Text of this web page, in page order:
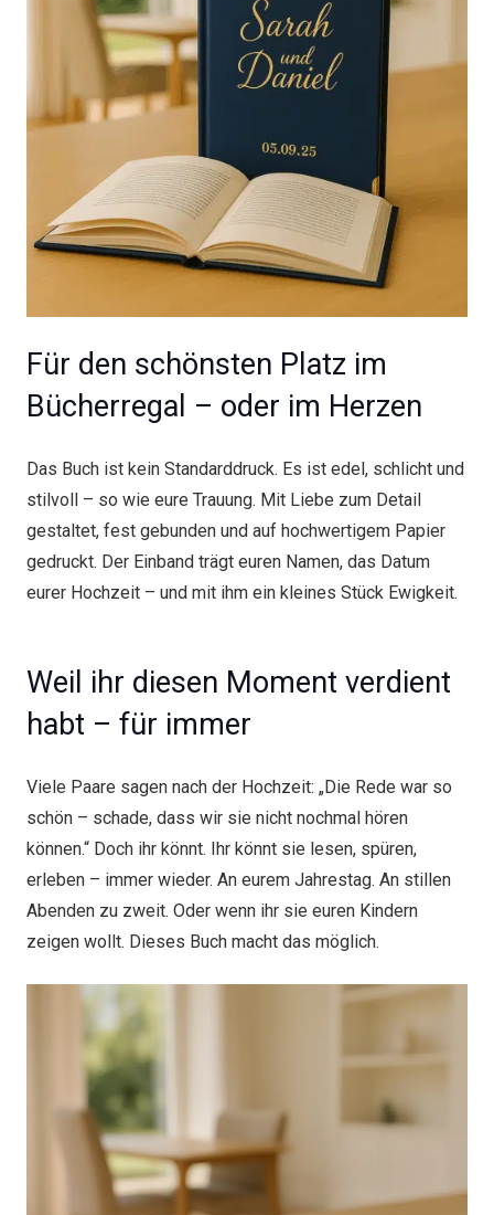
Für den schönsten Platz im
Bücherregal – oder im Herzen
Das Buch ist kein Standarddruck. Es ist edel, schlicht und
stilvoll – so wie eure Trauung. Mit Liebe zum Detail
gestaltet, fest gebunden und auf hochwertigem Papier
gedruckt. Der Einband trägt euren Namen, das Datum
eurer Hochzeit – und mit ihm ein kleines Stück Ewigkeit.
Weil ihr diesen Moment verdient
habt – für immer
Viele Paare sagen nach der Hochzeit: „Die Rede war so
schön – schade, dass wir sie nicht nochmal hören
können.“ Doch ihr könnt. Ihr könnt sie lesen, spüren,
erleben – immer wieder. An eurem Jahrestag. An stillen
Abenden zu zweit. Oder wenn ihr sie euren Kindern
zeigen wollt. Dieses Buch macht das möglich.